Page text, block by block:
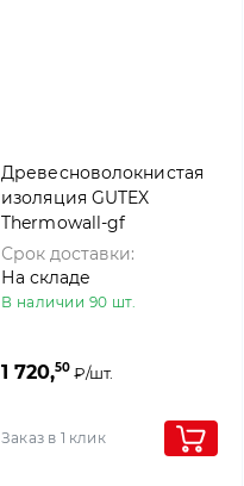
Древесноволокнистая
изоляция GUTEX
Thermowall-gf
Срок доставки:
На складе
В наличии 90 шт.
1 720,50 ₽/шт.
Заказ в 1 клик